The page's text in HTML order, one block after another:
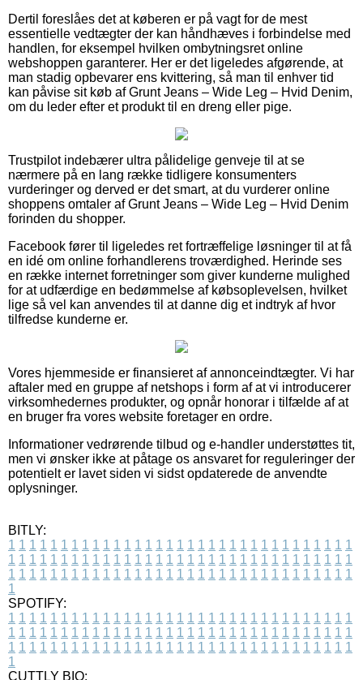
Dertil foreslåes det at køberen er på vagt for de mest
essentielle vedtægter der kan håndhæves i forbindelse med
handlen, for eksempel hvilken ombytningsret online
webshoppen garanterer. Her er det ligeledes afgørende, at
man stadig opbevarer ens kvittering, så man til enhver tid
kan påvise sit køb af Grunt Jeans – Wide Leg – Hvid Denim,
om du leder efter et produkt til en dreng eller pige.
Trustpilot indebærer ultra pålidelige genveje til at se
nærmere på en lang række tidligere konsumenters
vurderinger og derved er det smart, at du vurderer online
shoppens omtaler af Grunt Jeans – Wide Leg – Hvid Denim
forinden du shopper.
Facebook fører til ligeledes ret fortræffelige løsninger til at få
en idé om online forhandlerens troværdighed. Herinde ses
en række internet forretninger som giver kunderne mulighed
for at udfærdige en bedømmelse af købsoplevelsen, hvilket
lige så vel kan anvendes til at danne dig et indtryk af hvor
tilfredse kunderne er.
Vores hjemmeside er finansieret af annonceindtægter. Vi har
aftaler med en gruppe af netshops i form af at vi introducerer
virksomhedernes produkter, og opnår honorar i tilfælde af at
en bruger fra vores website foretager en ordre.
Informationer vedrørende tilbud og e-handler understøttes tit,
men vi ønsker ikke at påtage os ansvaret for reguleringer der
potentielt er lavet siden vi sidst opdaterede de anvendte
oplysninger.
BITLY:
1 1 1 1 1 1 1 1 1 1 1 1 1 1 1 1 1 1 1 1 1 1 1 1 1 1 1 1 1 1 1 1 1
1 1 1 1 1 1 1 1 1 1 1 1 1 1 1 1 1 1 1 1 1 1 1 1 1 1 1 1 1 1 1 1 1
1 1 1 1 1 1 1 1 1 1 1 1 1 1 1 1 1 1 1 1 1 1 1 1 1 1 1 1 1 1 1 1 1
1
SPOTIFY:
1 1 1 1 1 1 1 1 1 1 1 1 1 1 1 1 1 1 1 1 1 1 1 1 1 1 1 1 1 1 1 1 1
1 1 1 1 1 1 1 1 1 1 1 1 1 1 1 1 1 1 1 1 1 1 1 1 1 1 1 1 1 1 1 1 1
1 1 1 1 1 1 1 1 1 1 1 1 1 1 1 1 1 1 1 1 1 1 1 1 1 1 1 1 1 1 1 1 1
1
CUTTLY BIO: